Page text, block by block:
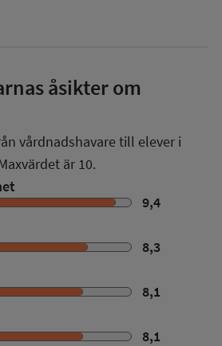
åsikter om
vårdnadshavare till elever i
är 10.
9,4
8,3
8,1
8,1